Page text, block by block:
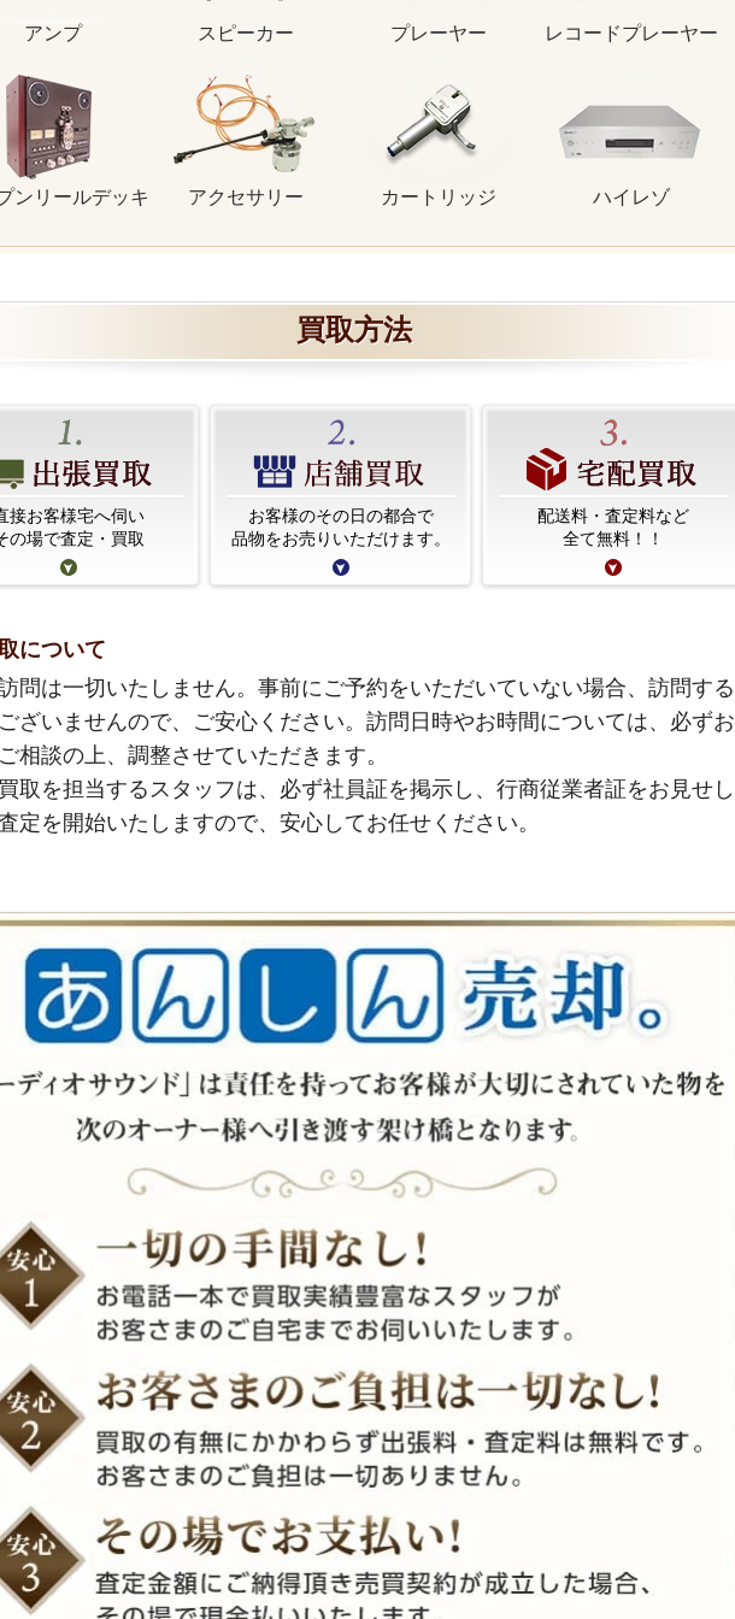
アンプ スピーカー プレーヤー レコードプレーヤー
ンリールデッキ アクセサリー カートリッジ ハイレゾ
買取方法
接お客様宅へ伺い
の場で査定・買取
お客様のその日の都合で
品物をお売りいただけます。
配送料・査定料など
全て無料！！
について
問は一切いたしません。事前にご予約をいただいていない場合、訪問する
ざいませんので、ご安心ください。訪問日時やお時間については、必ずお
相談の上、調整させていただきます。
取を担当するスタッフは、必ず社員証を掲示し、行商従業者証をお見せし
定を開始いたしますので、安心してお任せください。